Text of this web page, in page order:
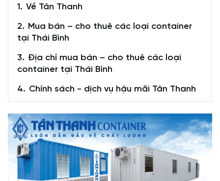
Về Tân Thanh
Mua bán – cho thuê các loại container
tại Thái Bình
Địa chỉ mua bán – cho thuê các loại
container tại Thái Bình
Chính sách - dịch vụ hậu mãi Tân Thanh